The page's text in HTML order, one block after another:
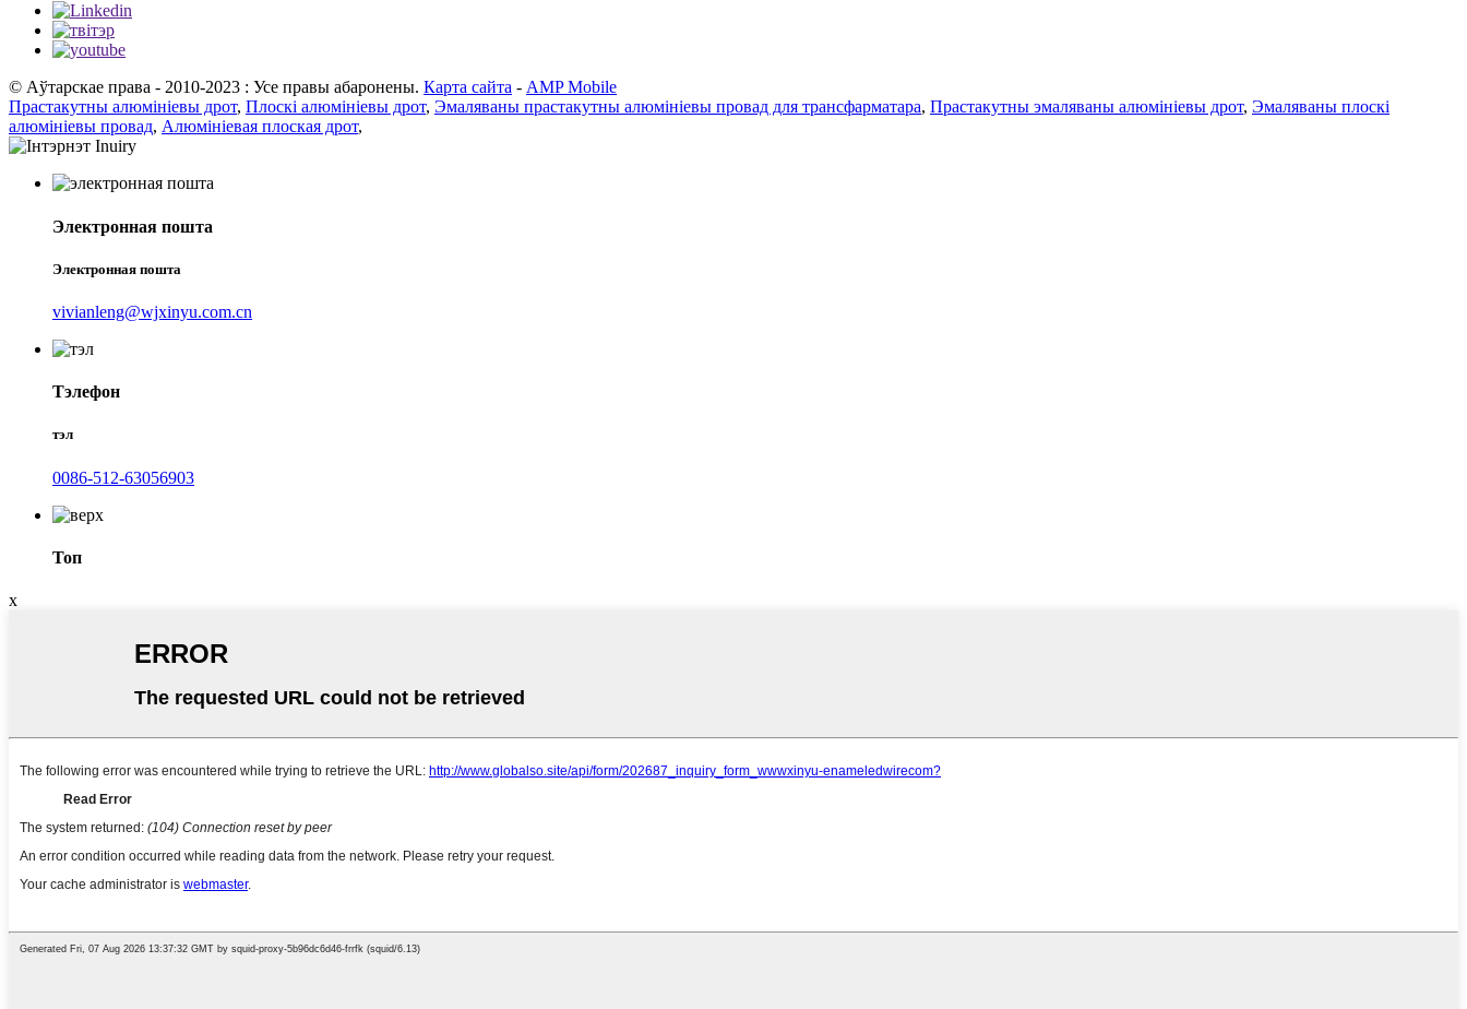
© Аўтарскае права - 2010-2023 : Усе правы абаронены. Карта сайта - AMP Mobile
Прастакутны алюмініевы дрот, Плоскі алюмініевы дрот, Эмаляваны прастакутны алюмініевы провад для трансфарматара, Прастакутны эмаляваны алюмініевы дрот, Эмаляваны плоскі
алюмініевы провад, Алюмініевая плоская дрот,
Электронная пошта
Электронная пошта
vivianleng@wjxinyu.com.cn
Тэлефон
тэл
0086-512-63056903
Топ
x